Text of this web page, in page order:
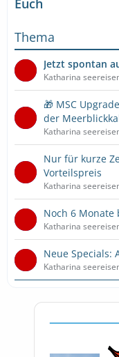
Euch
Thema
Jetzt spontan
Katharina
🎁 MSC
der
Katharina
Nur für kurze
Vorteilspreis
Katharina
Noch 6 Monate
Katharina
Neue Specials:
Katharina